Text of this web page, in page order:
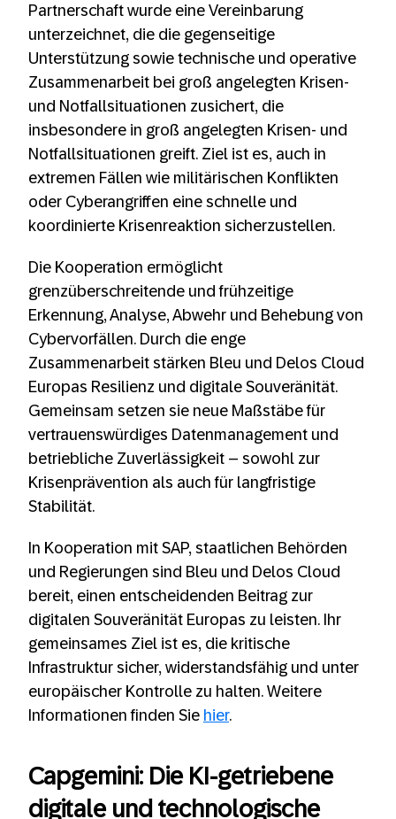
Partnerschaft wurde eine Vereinbarung
unterzeichnet, die die gegenseitige
Unterstützung sowie technische und operative
Zusammenarbeit bei groß angelegten Krisen-
und Notfallsituationen zusichert, die
insbesondere in groß angelegten Krisen- und
Notfallsituationen greift. Ziel ist es, auch in
extremen Fällen wie militärischen Konflikten
oder Cyberangriffen eine schnelle und
koordinierte Krisenreaktion sicherzustellen.
Die Kooperation ermöglicht
grenzüberschreitende und frühzeitige
Erkennung, Analyse, Abwehr und Behebung von
Cybervorfällen. Durch die enge
Zusammenarbeit stärken Bleu und Delos Cloud
Europas Resilienz und digitale Souveränität.
Gemeinsam setzen sie neue Maßstäbe für
vertrauenswürdiges Datenmanagement und
betriebliche Zuverlässigkeit – sowohl zur
Krisenprävention als auch für langfristige
Stabilität.
In Kooperation mit SAP, staatlichen Behörden
und Regierungen sind Bleu und Delos Cloud
bereit, einen entscheidenden Beitrag zur
digitalen Souveränität Europas zu leisten. Ihr
gemeinsames Ziel ist es, die kritische
Infrastruktur sicher, widerstandsfähig und unter
europäischer Kontrolle zu halten. Weitere
Informationen finden Sie hier.
Capgemini: Die KI-getriebene
digitale und technologische